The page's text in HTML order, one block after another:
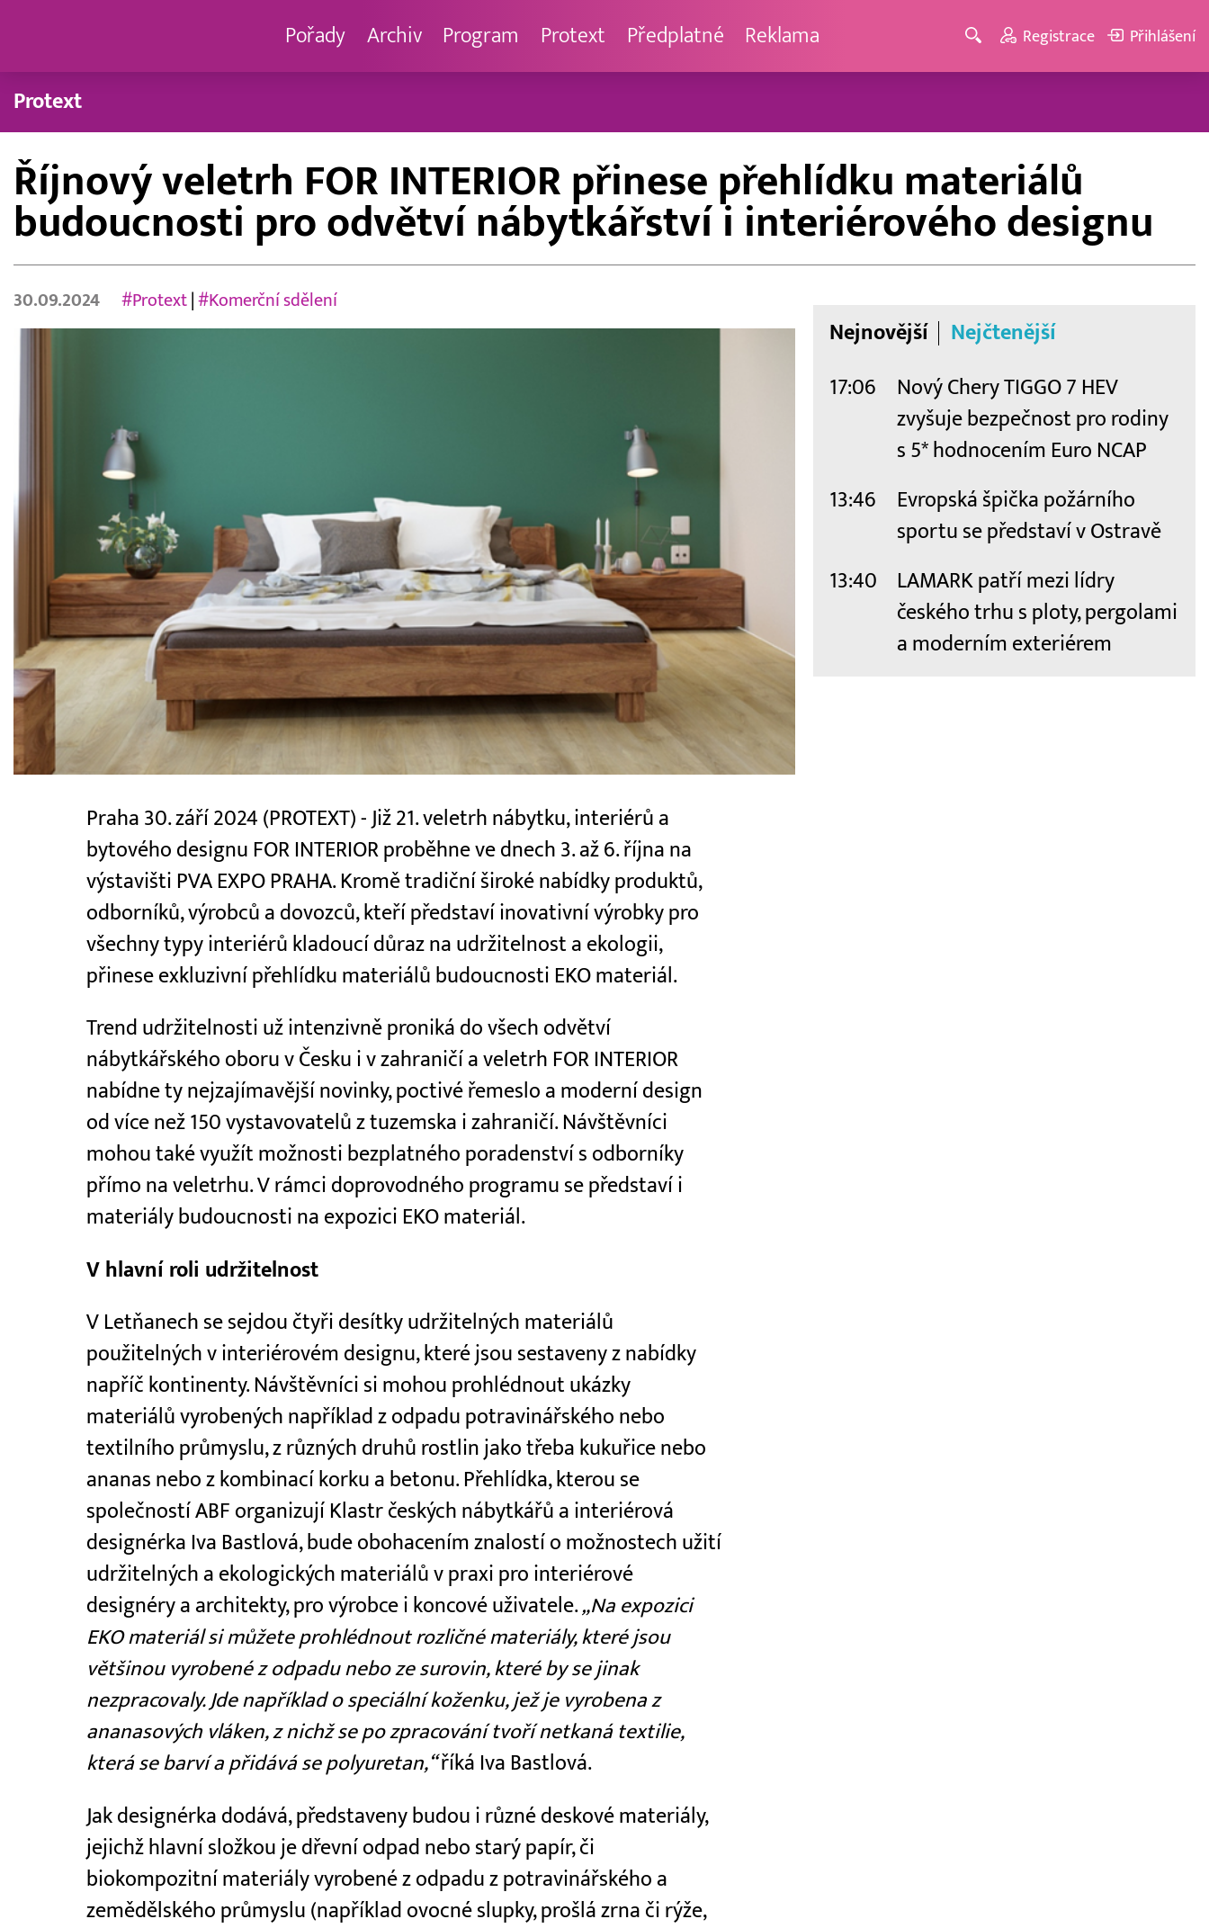
Pořady Archiv Program Protext Předplatné Reklama Registrace Přihlášení
Protext
Říjnový veletrh FOR INTERIOR přinese přehlídku materiálů
budoucnosti pro odvětví nábytkářství i interiérového designu
30.09.2024 #Protext| #Komerční sdělení
Praha 30. září 2024 (PROTEXT) - Již 21. veletrh nábytku, interiérů a
bytového designu FOR INTERIOR proběhne ve dnech 3. až 6. října na
výstavišti PVA EXPO PRAHA. Kromě tradiční široké nabídky produktů,
odborníků, výrobců a dovozců, kteří představí inovativní výrobky pro
všechny typy interiérů kladoucí důraz na udržitelnost a ekologii,
přinese exkluzivní přehlídku materiálů budoucnosti EKO materiál.
Trend udržitelnosti už intenzivně proniká do všech odvětví
nábytkářského oboru v Česku i v zahraničí a veletrh FOR INTERIOR
nabídne ty nejzajímavější novinky, poctivé řemeslo a moderní design
od více než 150 vystavovatelů z tuzemska i zahraničí. Návštěvníci
mohou také využít možnosti bezplatného poradenství s odborníky
přímo na veletrhu. V rámci doprovodného programu se představí i
materiály budoucnosti na expozici EKO materiál.
V hlavní roli udržitelnost
V Letňanech se sejdou čtyři desítky udržitelných materiálů
použitelných v interiérovém designu, které jsou sestaveny z nabídky
napříč kontinenty. Návštěvníci si mohou prohlédnout ukázky
materiálů vyrobených například z odpadu potravinářského nebo
textilního průmyslu, z různých druhů rostlin jako třeba kukuřice nebo
ananas nebo z kombinací korku a betonu. Přehlídka, kterou se
společností ABF organizují Klastr českých nábytkářů a interiérová
designérka Iva Bastlová, bude obohacením znalostí o možnostech užití
udržitelných a ekologických materiálů v praxi pro interiérové
designéry a architekty, pro výrobce i koncové uživatele.„Na expozici
EKO materiál si můžete prohlédnout rozličné materiály, které jsou
většinou vyrobené z odpadu nebo ze surovin, které by se jinak
nezpracovaly. Jde například o speciální koženku, jež je vyrobena z
ananasových vláken, z nichž se po zpracování tvoří netkaná textilie,
která se barví a přidává se polyuretan,“říká Iva Bastlová.
Jak designérka dodává, představeny budou i různé deskové materiály,
jejichž hlavní složkou je dřevní odpad nebo starý papír, či
biokompozitní materiály vyrobené z odpadu z potravinářského a
zemědělského průmyslu (například ovocné slupky, prošlá zrna či rýže,
Nejnovější Nejčtenější
17:06
Nový Chery TIGGO 7 HEV
zvyšuje bezpečnost pro rodiny
s 5* hodnocením Euro NCAP
13:46
Evropská špička požárního
sportu se představí v Ostravě
13:40
LAMARK patří mezi lídry
českého trhu s ploty, pergolami
a moderním exteriérem